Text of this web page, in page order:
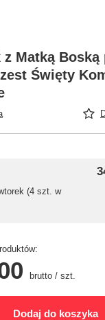
z Matką Boską
Święty
(4 szt. w
brutto / szt.
Dodaj do koszyka